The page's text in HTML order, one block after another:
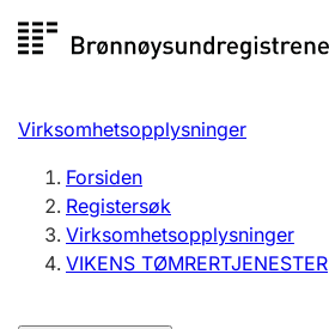
til
Registersøk
Aksjeselskap
Enkeltpersonforetak
Registrere, endre, slette
Virksomhetsopplysninger
Forsiden
Registersøk
Virksomhetsopplysninger
VIKENS TØMRERTJENESTER